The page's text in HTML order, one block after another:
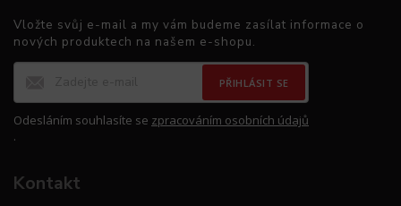
Vložte svůj e-mail a my vám budeme zasílat informace o
nových produktech na našem e-shopu.
PŘIHLÁSIT SE
Odesláním souhlasíte se zpracováním osobních údajů
.
Kontakt